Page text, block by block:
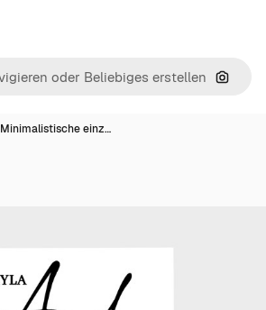
Nach
Minimalistische einz…